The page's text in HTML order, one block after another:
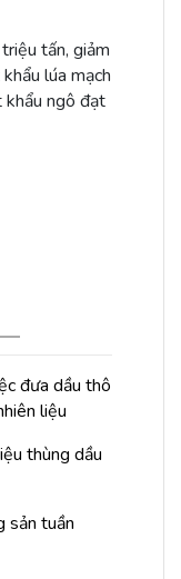
tấn, giảm
lúa mạch
ngô đạt
đưa dầu thô
liệu
thùng dầu
sản tuần